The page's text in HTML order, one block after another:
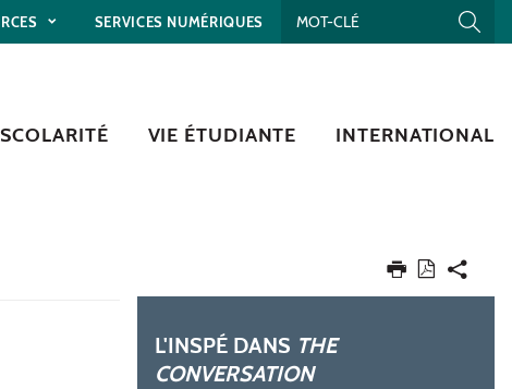
SERVICES NUMÉRIQUES
SCOLARITÉ VIE ÉTUDIANTE INTERNATIONAL
L'INSPÉ DANS THE
CONVERSATION